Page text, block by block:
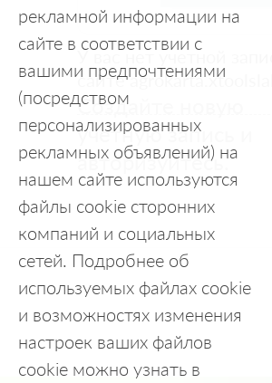
У вас нет учетной
сайте
Создайте новую
учетную запись и
авторизуйтесь.
рекламной информации на
сайте в соответствии с
вашими предпочтениями
(посредством
персонализированных
рекламных объявлений) на
нашем сайте используются
файлы cookie сторонних
компаний и социальных
сетей. Подробнее об
используемых файлах cookie
и возможностях изменения
настроек ваших файлов
cookie можно узнать в